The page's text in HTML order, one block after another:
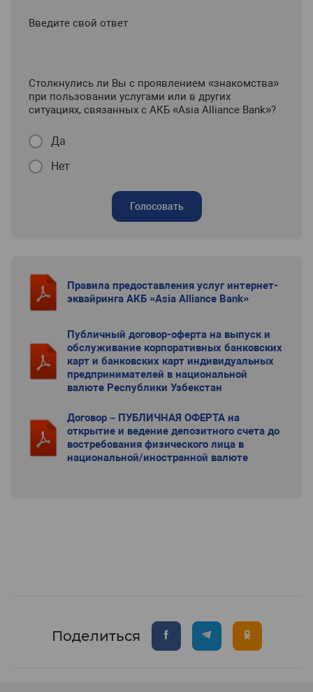
Введите свой ответ
Столкнулись ли Вы с проявлением «знакомства»
при пользовании услугами или в других
ситуациях, связанных с АКБ «Asia Alliance Bank»?
Да
Нет
Голосовать
Правила предоставления услуг интернет-
эквайринга АКБ «Asia Alliance Bank»
Публичный договор-оферта на выпуск и
обслуживание корпоративных банковских
карт и банковских карт индивидуальных
предпринимателей в национальной
валюте Республики Узбекстан
Договор – ПУБЛИЧНАЯ ОФЕРТА на
открытие и ведение депозитного счета до
востребования физического лица в
национальной/иностранной валюте
Поделиться